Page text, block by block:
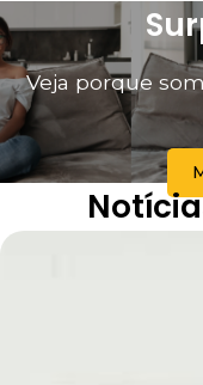
Veja porque